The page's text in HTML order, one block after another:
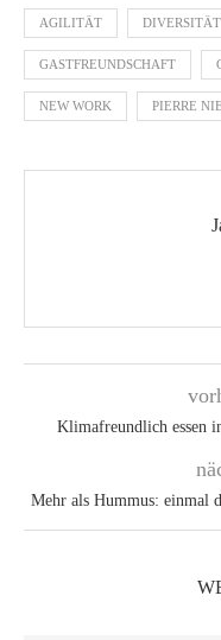
AGILITÄT DIVERSITÄT
GASTFREUNDSCHAFT
NEW WORK PIERRE
Klimafreundlich essen
Mehr als Hummus: einmal